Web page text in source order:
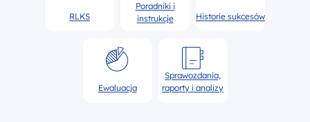
RLKS
Poradniki i
instrukcje
Historie sukcesów
Ewaluacja
Sprawozdania,
raporty i analizy